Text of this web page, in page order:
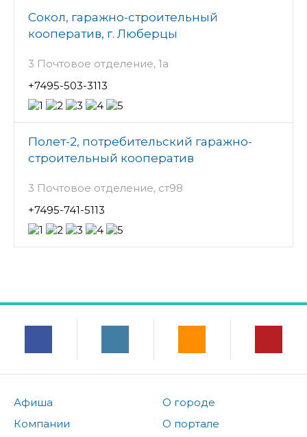
Сокол, гаражно-строительный
кооператив, г. Люберцы
3 Почтовое отделение, 1а
+7495-503-3113
Полет-2, потребительский гаражно-
строительный кооператив
3 Почтовое отделение, ст98
+7495-741-5113
Афиша
Компании
О городе
О портале